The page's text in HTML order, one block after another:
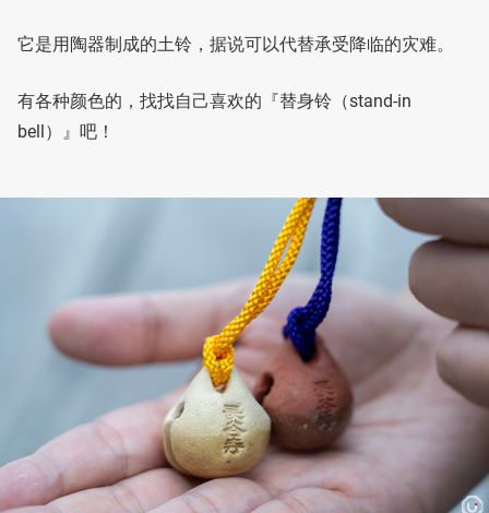
它是用陶器制成的土铃，据说可以代替承受降临的灾难。
有各种颜色的，找找自己喜欢的『替身铃（stand-in
bell）』吧！